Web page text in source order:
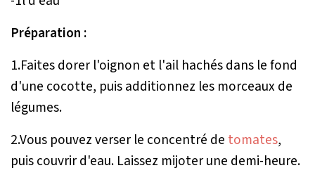
Préparation :
1.Faites dorer l'oignon et l'ail hachés dans le fond
d'une cocotte, puis additionnez les morceaux de
légumes.
2.Vous pouvez verser le concentré de tomates,
puis couvrir d'eau. Laissez mijoter une demi-heure.